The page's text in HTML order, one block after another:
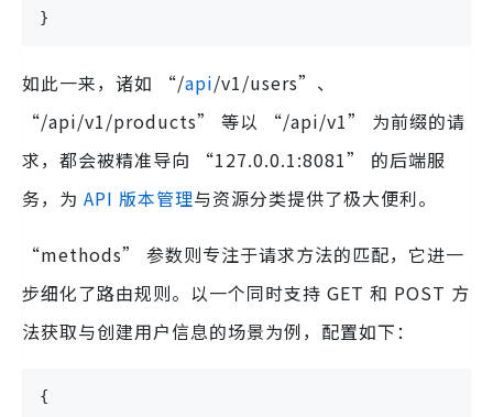
}
如此一来，诸如 “/api/v1/users”、
“/api/v1/products” 等以 “/api/v1” 为前缀的请
求，都会被精准导向 “127.0.0.1:8081” 的后端服
务，为 API 版本管理与资源分类提供了极大便利。
“methods” 参数则专注于请求方法的匹配，它进一
步细化了路由规则。以一个同时支持 GET 和 POST 方
法获取与创建用户信息的场景为例，配置如下：
{